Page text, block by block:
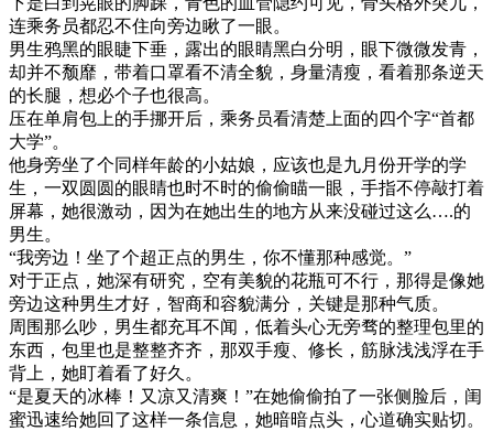
连乘务员都忍不住向旁边瞅了一眼。
男生鸦黑的眼睫下垂，露出的眼睛黑白分明，眼下微微发青，
却并不颓靡，带着口罩看不清全貌，身量清瘦，看着那条逆天
的长腿，想必个子也很高。
压在单肩包上的手挪开后，乘务员看清楚上面的四个字“首都
大学”。
他身旁坐了个同样年龄的小姑娘，应该也是九月份开学的学
生，一双圆圆的眼睛也时不时的偷偷瞄一眼，手指不停敲打着
屏幕，她很激动，因为在她出生的地方从来没碰过这么….的
男生。
“我旁边！坐了个超正点的男生，你不懂那种感觉。”
对于正点，她深有研究，空有美貌的花瓶可不行，那得是像她
旁边这种男生才好，智商和容貌满分，关键是那种气质。
周围那么吵，男生都充耳不闻，低着头心无旁骛的整理包里的
东西，包里也是整整齐齐，那双手瘦、修长，筋脉浅浅浮在手
背上，她盯着看了好久。
“是夏天的冰棒！又凉又清爽！”在她偷偷拍了一张侧脸后，闺
蜜迅速给她回了这样一条信息，她暗暗点头，心道确实贴切。